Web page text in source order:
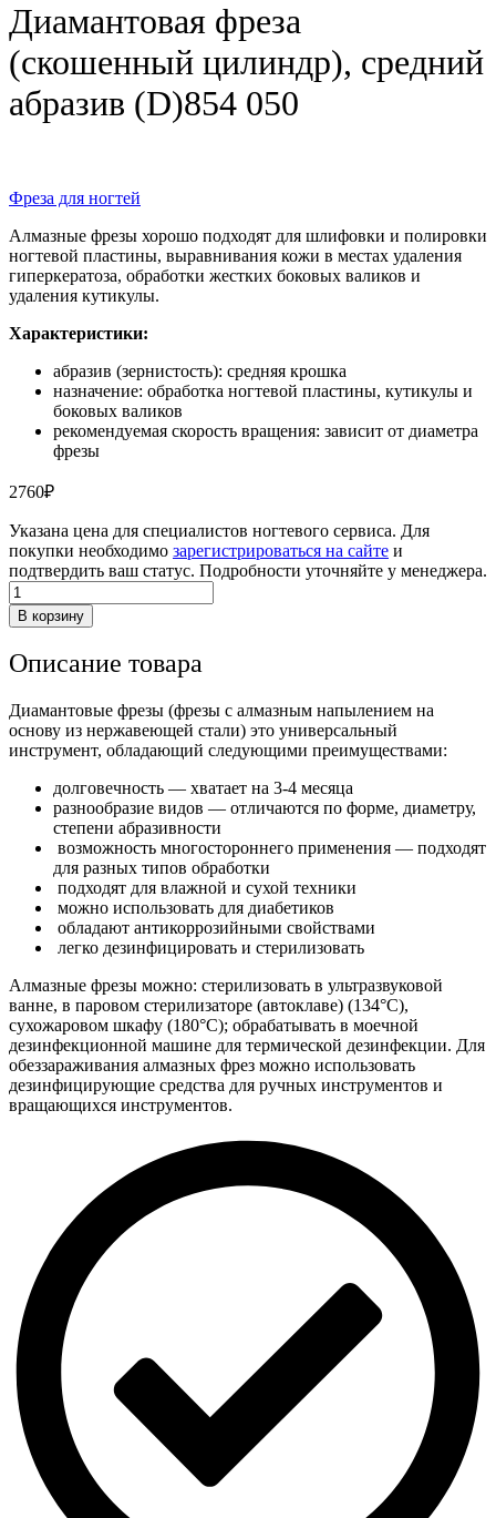
Диамантовая фреза
(скошенный цилиндр), средний
абразив (D)854 050
Фреза для ногтей
Алмазные фрезы хорошо подходят для шлифовки и полировки
ногтевой пластины, выравнивания кожи в местах удаления
гиперкератоза, обработки жестких боковых валиков и
удаления кутикулы.
Характеристики:
абразив (зернистость): средняя крошка
назначение: обработка ногтевой пластины, кутикулы и
боковых валиков
рекомендуемая скорость вращения: зависит от диаметра
фрезы
2760₽
Указана цена для специалистов ногтевого сервиса. Для
покупки необходимо зарегистрироваться на сайте и
подтвердить ваш статус. Подробности уточняйте у менеджера.
Количество
товара
Диамантовая
(скошенный
средний
абразив
(D)854
В корзину
Описание товара
Диамантовые фрезы (фрезы с алмазным напылением на
основу из нержавеющей стали) это универсальный
инструмент, обладающий следующими преимуществами:
долговечность — хватает на 3-4 месяца
разнообразие видов — отличаются по форме, диаметру,
степени абразивности
возможность многостороннего применения — подходят
для разных типов обработки
подходят для влажной и сухой техники
можно использовать для диабетиков
обладают антикоррозийными свойствами
легко дезинфицировать и стерилизовать
Алмазные фрезы можно: стерилизовать в ультразвуковой
ванне, в паровом стерилизаторе (автоклаве) (134°С),
сухожаровом шкафу (180°С); обрабатывать в моечной
дезинфекционной машине для термической дезинфекции. Для
обеззараживания алмазных фрез можно использовать
дезинфицирующие средства для ручных инструментов и
вращающихся инструментов.